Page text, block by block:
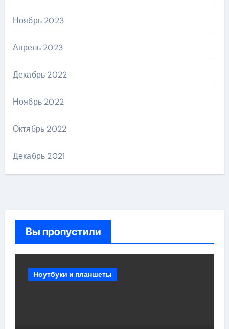
Ноябрь 2023
Апрель 2023
Декабрь 2022
Ноябрь 2022
Октябрь 2022
Декабрь 2021
Вы пропустили
Ноутбуки и планшеты